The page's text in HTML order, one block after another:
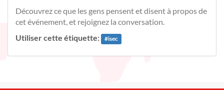
Découvrez ce que les gens pensent et disent à propos de
cet événement, et rejoignez la conversation.
Utiliser cette étiquette:
#isec